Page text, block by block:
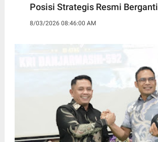
Posisi Strategis Resmi Berganti
8/03/2026 08:46:00 AM